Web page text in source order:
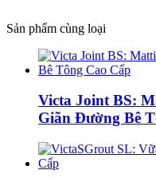
Sản phẩm cùng loại
Victa Joint BS:
Giãn Đường Bê